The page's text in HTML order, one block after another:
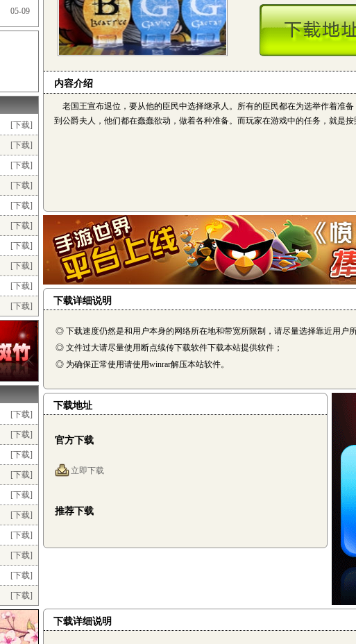
05-09
[下载]
[下载]
[下载]
[下载]
[下载]
[下载]
[下载]
[下载]
[下载]
[下载]
[下载]
[下载]
[下载]
[下载]
[下载]
[下载]
[下载]
[下载]
[下载]
[下载]
内容介绍
老国王宣布退位，要从他的臣民中选择继承人。所有的臣民都在为选举作着准
到公爵夫人，他们都在蠢蠢欲动，做着各种准备。而玩家在游戏中的任务，就是按
下载详细说明
◎ 下载速度仍然是和用户本身的网络所在地和带宽所限制，请尽量选择靠近用户
◎ 文件过大请尽量使用断点续传下载软件下载本站提供软件；
◎ 为确保正常使用请使用winrar解压本站软件。
下载地址
官方下载
立即下载
推荐下载
下载详细说明